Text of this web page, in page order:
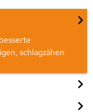
schlagzähen